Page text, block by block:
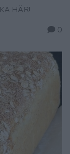
HÄR!
0